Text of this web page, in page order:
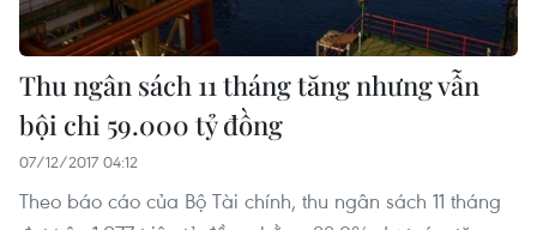
Thu ngân sách 11 tháng tăng nhưng vẫn
bội chi 59.000 tỷ đồng
07/12/2017 04:12
Theo báo cáo của Bộ Tài chính, thu ngân sách 11 tháng